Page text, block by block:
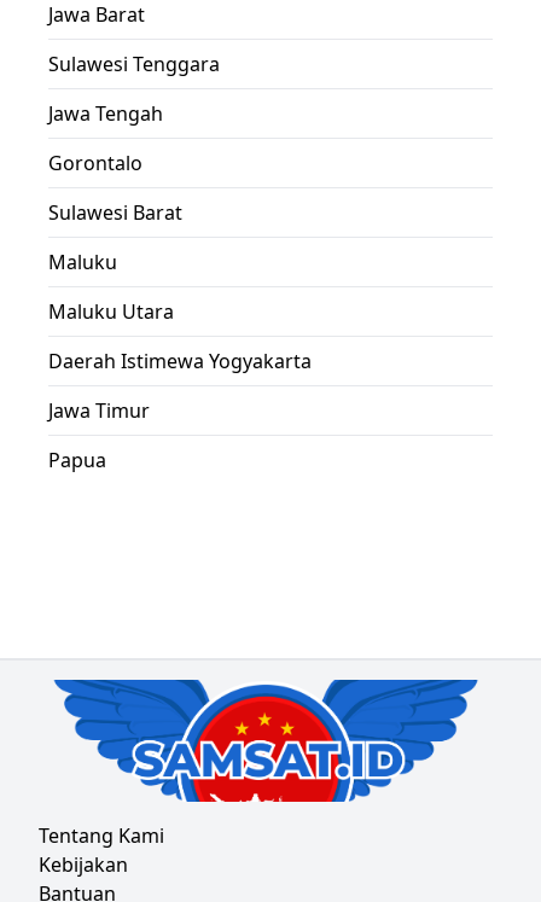
Jawa Barat
Sulawesi Tenggara
Jawa Tengah
Gorontalo
Sulawesi Barat
Maluku
Maluku Utara
Daerah Istimewa Yogyakarta
Jawa Timur
Papua
Tentang Kami
Kebijakan
Bantuan